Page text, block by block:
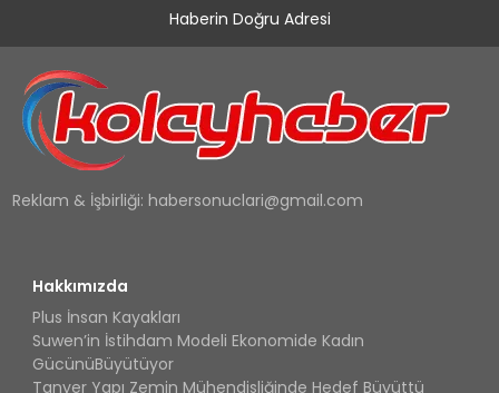
Haberin Doğru Adresi
Reklam & İşbirliği: habersonuclari@gmail.com
Hakkımızda
Plus İnsan Kayakları
Suwen’in İstihdam Modeli Ekonomide Kadın
GücünüBüyütüyor
Tanyer Yapı Zemin Mühendisliğinde Hedef Büyüttü